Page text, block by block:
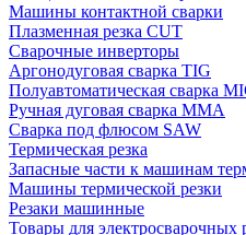
Машины контактной сварки
Плазменная резка CUT
Сварочные инверторы
Аргонодуговая сварка TIG
Полуавтоматическая сварка
Ручная дуговая сварка MMA
Сварка под флюсом SAW
Термическая резка
Запасные части к машинам
Машины термической резки
Резаки машинные
Товары для электросварочных